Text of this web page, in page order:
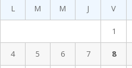
L
M M J V
1
4 5 6 7 8